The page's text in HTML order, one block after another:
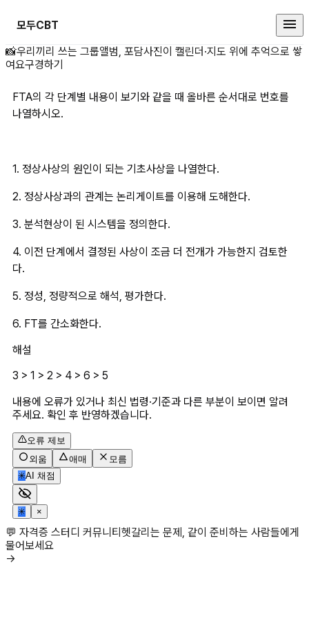
모두CBT
FTA의 각 단계별 내용이 보기와
📸우리끼리 쓰는 그룹앨범, 포담사진이 캘린더·지도 위에 추억으로 쌓
여요구경하기
FTA의 각 단계별 내용이 보기와 같을 때 올바른 순서대로 번호를
나열하시오.
1. 정상사상의 원인이 되는 기초사상을 나열한다.
2. 정상사상과의 관계는 논리게이트를 이용해 도해한다.
3. 분석현상이 된 시스템을 정의한다.
4. 이전 단계에서 결정된 사상이 조금 더 전개가 가능한지 검토한
다.
5. 정성, 정량적으로 해석, 평가한다.
6. FT를 간소화한다.
해설
3 > 1 > 2 > 4 > 6 > 5
내용에 오류가 있거나 최신 법령·기준과 다른 부분이 보이면 알려
주세요. 확인 후 반영하겠습니다.
오류 제보
외움
애매
모름
✳AI 채점
✳ ×
💬 자격증 스터디 커뮤니티헷갈리는 문제, 같이 준비하는 사람들에게
물어보세요
→